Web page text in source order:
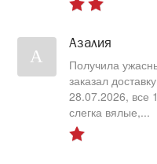
А
Азалия
Получила
заказал
28.07.2026, все
слегка вялые,...